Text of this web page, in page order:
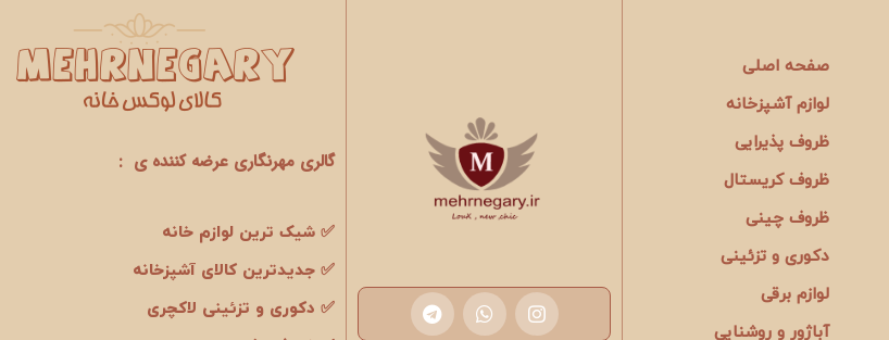
صفحه اصلی
لوازم آشپزخانه
ظروف پذیرایی
ظروف کریستال
ظروف چینی
دکوری و تزئینی
لوازم برقی
آباژور و روشنایی
گالری مهرنگاری عرضه کننده ی :
✅ شیک ترین لوازم خانه
✅ جدیدترین کالای آشپزخانه
✅ دکوری و تزئینی لاکچری